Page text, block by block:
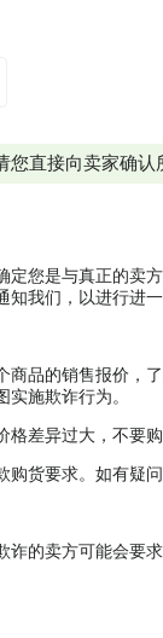
直接向卖家确认
定您是与真正的卖
我们，以进行进一
商品的销售报价，
施欺诈行为。
差异过大，不要购
货要求。如有疑
诈的卖方可能会要